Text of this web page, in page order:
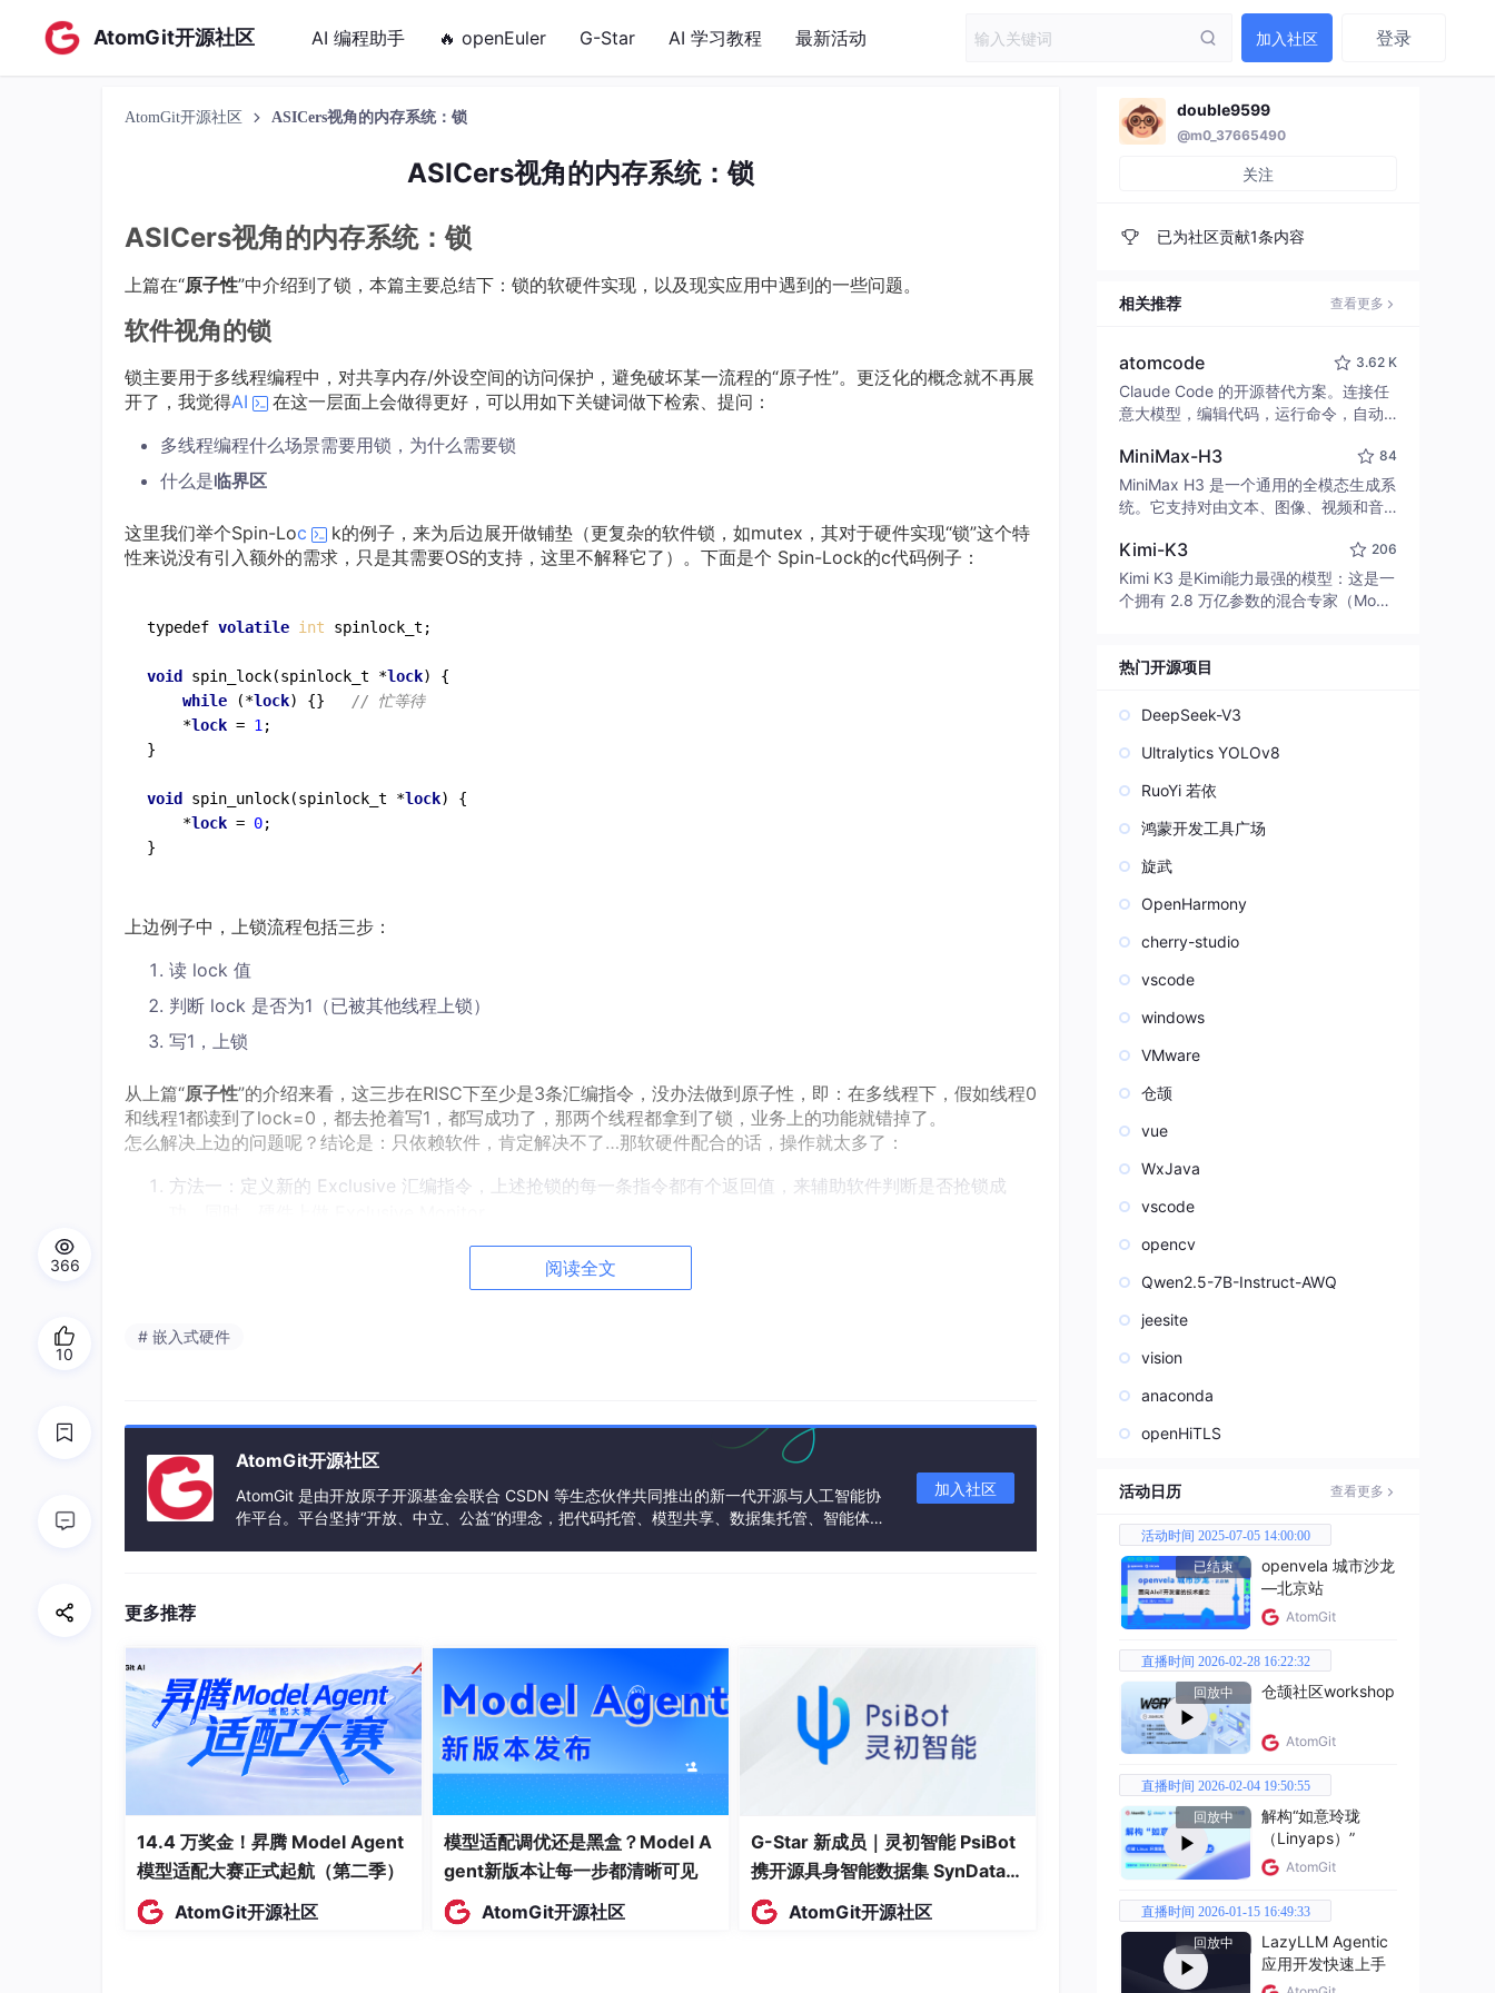
AtomGit开源社区 AI 编程助手 🔥 openEuler G-Star AI 学习教程 最新活动 加入社区 登录
AtomGit开源社区 ASICers视角的内存系统：锁
ASICers视角的内存系统：锁
ASICers视角的内存系统：锁
上篇在“原子性”中介绍到了锁，本篇主要总结下：锁的软硬件实现，以及现实应用中遇到的一些问题。
软件视角的锁
锁主要用于多线程编程中，对共享内存/外设空间的访问保护，避免破坏某一流程的“原子性”。更泛化的概念就不再展
开了，我觉得AI
在这一层面上会做得更好，可以用如下关键词做下检索、提问：
多线程编程什么场景需要用锁，为什么需要锁
什么是临界区
这里我们举个Spin-Loc
k的例子，来为后边展开做铺垫（更复杂的软件锁，如mutex，其对于硬件实现“锁”这个特
性来说没有引入额外的需求，只是其需要OS的支持，这里不解释它了）。下面是个 Spin-Lock的c代码例子：
typedef volatile int spinlock_t;
void spin_lock(spinlock_t *lock)
{
while (*lock) {} // 忙等待
    *
lock = 1 ;
}
void spin_unlock(spinlock_t *lock)
{
    *
lock = 0;
上边例子中，上锁流程包括三步：
读 lock 值
判断 lock 是否为1（已被其他线程上锁）
写1，上锁
从上篇“原子性”的介绍来看，这三步在RISC下至少是3条汇编指令，没办法做到原子性，即：在多线程下，假如线程0
和线程1都读到了lock=0，都去抢着写1，都写成功了，那两个线程都拿到了锁，业务上的功能就错掉了。
怎么解决上边的问题呢？结论是：只依赖软件，肯定解决不了…那软硬件配合的话，操作就太多了：
方法一：定义新的 Exclusive 汇编指令，上述抢锁的每一条指令都有个返回值，来辅助软件判断是否抢锁成
方法二：将上述抢锁过程，打包成一条汇编原子指令，硬件上要支持特定的Atomic运算。
现代CPU平台，往往同时支持上述两种方法，我理解主要原因还是为了兼容老代码，方法一是最原始的解决方案，硬
利用Monitor实现锁
先看方法一，其在ARM平台下，对应的汇编实现如下：
int
"ldrex   %0, [%1]\n"
// 独占读 lock → tmp
"cmp     %0, #0\n"
// 是否为 0
"strexeq %0, %2, [%1]\n"
// 如果是 0，尝试写 1
            :
"=&r" (tmp)
            :
"r" (lock), "r" (
)
        )
    }
while (tmp != 0); // 失败则重试
}
void spin_unlock *lock) {
阅读全文
# 嵌入式硬件
AtomGit开源社区
AtomGit 是由开放原子开源基金会联合 CSDN 等生态伙伴共同推出的新一代开源与人工智能协
作平台。平台坚持“开放、中立、公益”的理念，把代码托管、模型共享、数据集托管、智能体开
加入社区
更多推荐
14.4 万奖金！昇腾 Model Agent
模型适配大赛正式起航（第二季）
AtomGit开源社区
模型适配调优还是黑盒？Model A
gent新版本让每一步都清晰可见
AtomGit开源社区
G-Star 新成员｜灵初智能 PsiBot
携开源具身智能数据集 SynData
入驻 AtomGit
AtomGit开源社区
366
10
double9599
@m0_37665490
关注
已为社区贡献1条内容
相关推荐 查看更多
atomcode 3.62 K
Claude Code 的开源替代方案。连接任
意大模型，编辑代码，运行命令，自动
致性能。 ｜ An open-source alternativ
e to Claude Code. Connect any LLM,
edit code, run commands, and verify
MiniMax-H3 84
MiniMax H3 是一个通用的全模态生成系
统。它支持对由文本、图像、视频和音
并能生成分辨率高达 2K、时长可达 15
秒的带原生立体声音频的视频。得益于
面向任务泛化的系统设计，H3 在预训练
模态指令。
Kimi-K3 206
Kimi K3 是Kimi能力最强的模型：这是一
个拥有 2.8 万亿参数的混合专家（Mo
热门开源项目
DeepSeek-V3
Ultralytics YOLOv8
RuoYi 若依
鸿蒙开发工具广场
旋武
OpenHarmony
cherry-studio
vscode
windows
VMware
仓颉
vue
WxJava
vscode
opencv
Qwen2.5-7B-Instruct-AWQ
jeesite
vision
anaconda
openHiTLS
活动日历 查看更多
活动时间 2025-07-05 14:00:00
已结束
openvela 城市沙龙
—北京站
AtomGit
直播时间 2026-02-28 16:22:32
回放中
仓颉社区workshop
AtomGit
直播时间 2026-02-04 19:50:55
回放中
解构“如意玲珑
（Linyaps）”
AtomGit
直播时间 2026-01-15 16:49:33
回放中
LazyLLM Agentic
应用开发快速上手